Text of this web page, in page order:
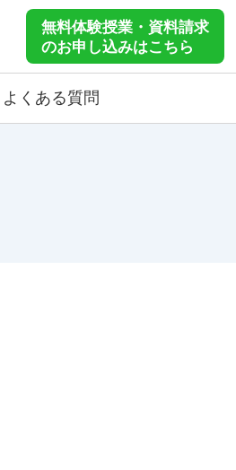
無料体験授業・資料請求
のお申し込みはこちら
よくある質問